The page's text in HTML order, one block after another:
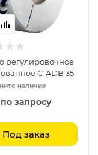
регулировочное
C-ADB 35
наличие
запросу
Под заказ